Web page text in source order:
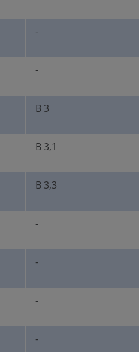
-
-
B 3
B 3,1
B 3,3
-
-
-
-